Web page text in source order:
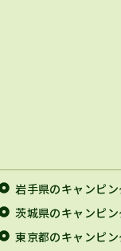
岩手県のキャンピ
茨城県のキャンピ
東京都のキャンピ